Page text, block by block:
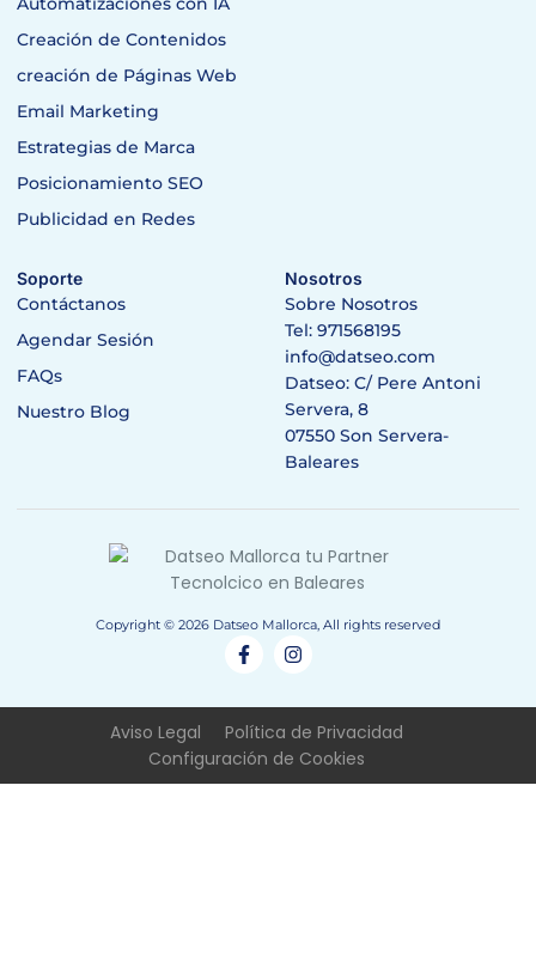
Creación de Contenidos
creación de Páginas Web
Email Marketing
Estrategias de Marca
Posicionamiento SEO
Publicidad en Redes
Soporte
Contáctanos
Agendar Sesión
FAQs
Nuestro Blog
Nosotros
Sobre Nosotros
Tel: 971568195
info@datseo.com
Datseo: C/ Pere Antoni
Servera, 8
07550 Son Servera-
Baleares
Copyright © 2026 Datseo Mallorca, All rights reserved
Aviso Legal
Política de Privacidad
Configuración de Cookies